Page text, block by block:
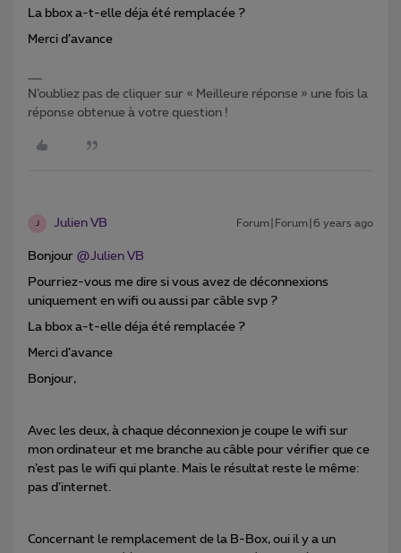
La bbox a-t-elle déja été remplacée ?
Merci d’avance
N’oubliez pas de cliquer sur « Meilleure réponse » une fois la
réponse obtenue à votre question !
J Julien VB Forum|Forum|6 years ago
Bonjour @Julien VB
Pourriez-vous me dire si vous avez de déconnexions
uniquement en wifi ou aussi par câble svp ?
La bbox a-t-elle déja été remplacée ?
Merci d’avance
Bonjour,
Avec les deux, à chaque déconnexion je coupe le wifi sur
mon ordinateur et me branche au câble pour vérifier que ce
n’est pas le wifi qui plante. Mais le résultat reste le même:
pas d’internet.
Concernant le remplacement de la B-Box, oui il y a un